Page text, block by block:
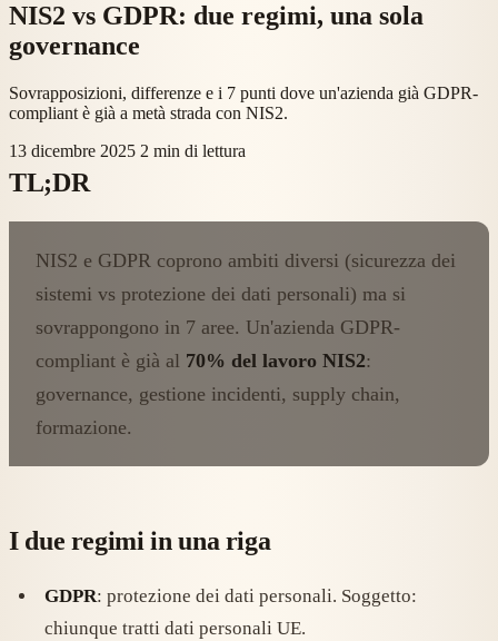
NIS2 vs GDPR: due regimi, una sola
governance
Sovrapposizioni, differenze e i 7 punti dove un'azienda già GDPR-
compliant è già a metà strada con NIS2.
13 dicembre 2025 2 min di lettura
TL;DR
NIS2 e GDPR coprono ambiti diversi (sicurezza dei
sistemi vs protezione dei dati personali) ma si
sovrappongono in 7 aree. Un'azienda GDPR-
compliant è già al 70% del lavoro NIS2:
governance, gestione incidenti, supply chain,
formazione.
I due regimi in una riga
GDPR: protezione dei dati personali. Soggetto:
chiunque tratti dati personali UE.